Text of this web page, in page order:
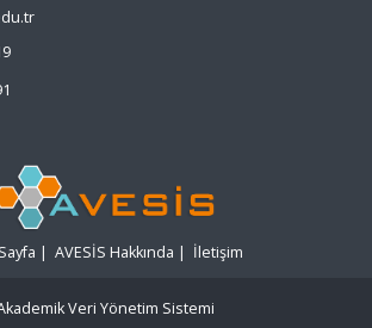
| AVESİS Hakkında | İletişim
Veri Yönetim Sistemi